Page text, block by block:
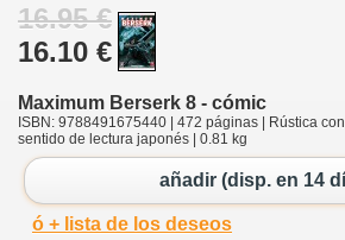
16.95 €
16.10 €
Maximum Berserk 8 - cómic
ISBN: 9788491675440 | 472 páginas | Rústica
sentido de lectura japonés | 0.81 kg
añadir (disp. en 14
ó + lista de los deseos